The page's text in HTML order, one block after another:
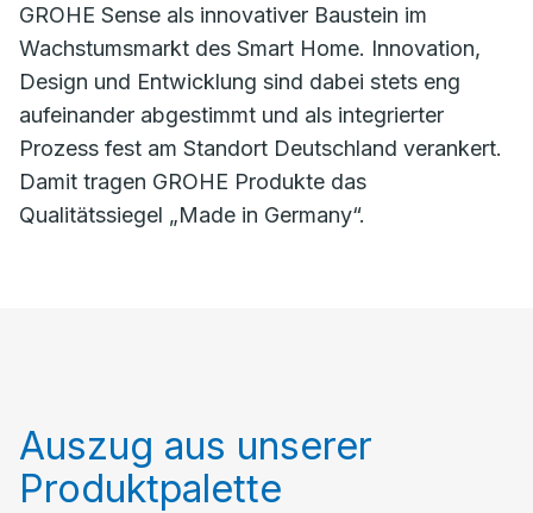
GROHE Sense als innovativer Baustein im
Wachstumsmarkt des Smart Home. Innovation,
Design und Entwicklung sind dabei stets eng
aufeinander abgestimmt und als integrierter
Prozess fest am Standort Deutschland verankert.
Damit tragen GROHE Produkte das
Qualitätssiegel „Made in Germany“.
Auszug aus unserer
Produktpalette